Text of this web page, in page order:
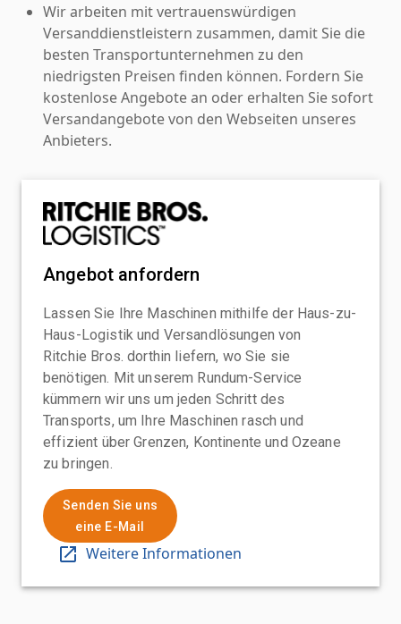
Wir arbeiten mit vertrauenswürdigen
Versanddienstleistern zusammen, damit Sie die
besten Transportunternehmen zu den
niedrigsten Preisen finden können. Fordern Sie
kostenlose Angebote an oder erhalten Sie sofort
Versandangebote von den Webseiten unseres
Anbieters.
Angebot anfordern
Lassen Sie Ihre Maschinen mithilfe der Haus-zu-
Haus-Logistik und Versandlösungen von
Ritchie Bros. dorthin liefern, wo Sie sie
benötigen. Mit unserem Rundum-Service
kümmern wir uns um jeden Schritt des
Transports, um Ihre Maschinen rasch und
effizient über Grenzen, Kontinente und Ozeane
zu bringen.
Senden Sie uns
eine E-Mail
Weitere Informationen